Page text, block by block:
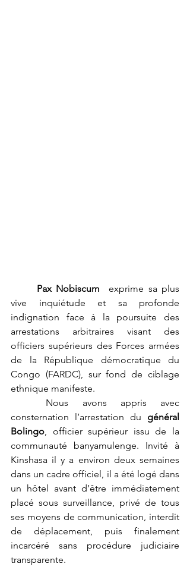
	Pax Nobiscum
  exprime sa plus
vive inquiétude et sa profonde
indignation face à la poursuite des
arrestations arbitraires visant des
officiers supérieurs des Forces armées
de la République démocratique du
Congo (FARDC), sur fond de ciblage
ethnique manifeste.
consternation l’arrestation du général
Bolingo , officier supérieur issu de la
communauté banyamulenge. Invité à
Kinshasa il y a environ deux semaines
dans un cadre officiel, il a été logé dans
un hôtel avant d’être immédiatement
placé sous surveillance, privé de tous
ses moyens de communication, interdit
de déplacement, puis finalement
incarcéré sans procédure judiciaire
transparente.